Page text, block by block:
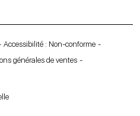
Accessibilité : Non-conforme
générales de ventes